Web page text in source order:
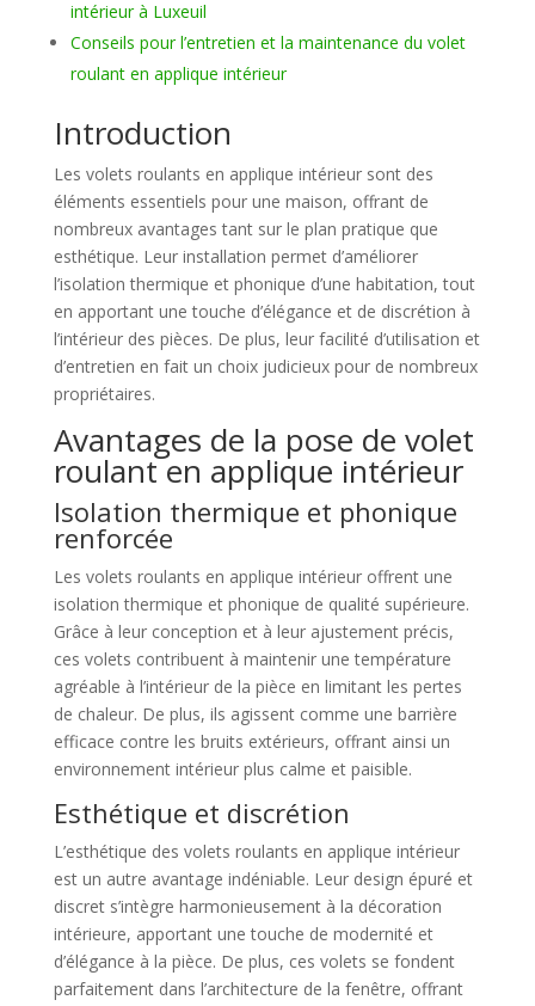
intérieur à Luxeuil
Conseils pour l’entretien et la maintenance du volet
roulant en applique intérieur
Introduction
Les volets roulants en applique intérieur sont des
éléments essentiels pour une maison, offrant de
nombreux avantages tant sur le plan pratique que
esthétique. Leur installation permet d’améliorer
l’isolation thermique et phonique d’une habitation, tout
en apportant une touche d’élégance et de discrétion à
l’intérieur des pièces. De plus, leur facilité d’utilisation et
d’entretien en fait un choix judicieux pour de nombreux
propriétaires.
Avantages de la pose de volet
roulant en applique intérieur
Isolation thermique et phonique
renforcée
Les volets roulants en applique intérieur offrent une
isolation thermique et phonique de qualité supérieure.
Grâce à leur conception et à leur ajustement précis,
ces volets contribuent à maintenir une température
agréable à l’intérieur de la pièce en limitant les pertes
de chaleur. De plus, ils agissent comme une barrière
efficace contre les bruits extérieurs, offrant ainsi un
environnement intérieur plus calme et paisible.
Esthétique et discrétion
L’esthétique des volets roulants en applique intérieur
est un autre avantage indéniable. Leur design épuré et
discret s’intègre harmonieusement à la décoration
intérieure, apportant une touche de modernité et
d’élégance à la pièce. De plus, ces volets se fondent
parfaitement dans l’architecture de la fenêtre, offrant